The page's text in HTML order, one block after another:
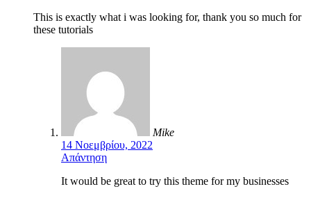
This is exactly what i was looking for, thank you so much for
these tutorials
Mike
14 Νοεμβρίου, 2022
Απάντηση
It would be great to try this theme for my businesses